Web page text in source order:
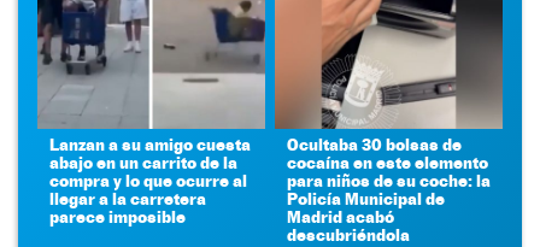
Lanzan a su amigo cuesta
abajo en un carrito de la
compra y lo que ocurre al
llegar a la carretera
parece imposible
Ocultaba 30 bolsas de
cocaína en este elemento
para niños de su coche: la
Policía Municipal de
Madrid acabó
descubriéndola